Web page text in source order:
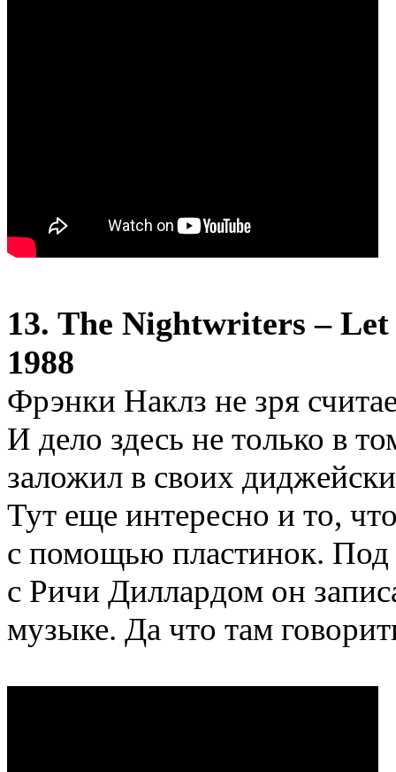
13. The Nightwriters –
1988
Фрэнки Наклз не зря
И дело здесь не только в
заложил в своих
Тут еще интересно и то,
с помощью пластинок.
с Ричи Диллардом он
музыке. Да что там